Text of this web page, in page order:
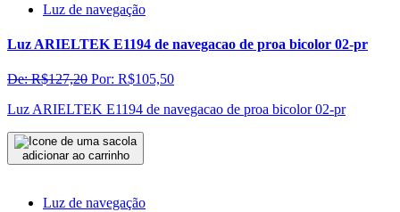
Luz de navegação
Luz ARIELTEK E1194 de navegacao de proa bicolor 02-pr
De: R$127,20 Por: R$105,50
Luz ARIELTEK E1194 de navegacao de proa bicolor 02-pr
adicionar ao carrinho
Luz de navegação